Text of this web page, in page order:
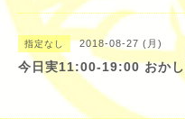
指定なし 2018-08-27 (月)
今日実11:00-19:00 おか